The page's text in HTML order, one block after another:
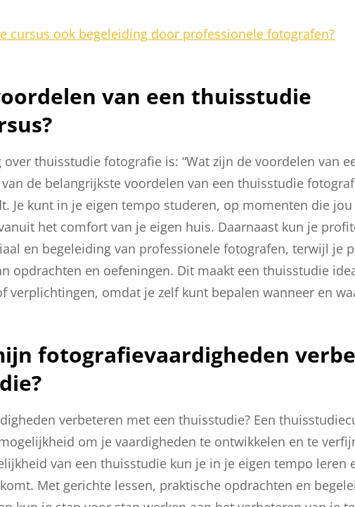
cursus ook begeleiding door professionele fotografen?
van een thuisstudie
over thuisstudie fotografie is: “Wat zijn de voordelen van
van de belangrijkste voordelen van een thuisstudie
Je kunt in je eigen tempo studeren, op momenten die
het comfort van je eigen huis. Daarnaast kun je
en begeleiding van professionele fotografen, terwijl je
opdrachten en oefeningen. Dit maakt een thuisstudie
verplichtingen, omdat je zelf kunt bepalen wanneer en
fotografievaardigheden
verbeteren met een thuisstudie? Een
om je vaardigheden te ontwikkelen en te
van een thuisstudie kun je in je eigen tempo leren
Met gerichte lessen, praktische opdrachten en